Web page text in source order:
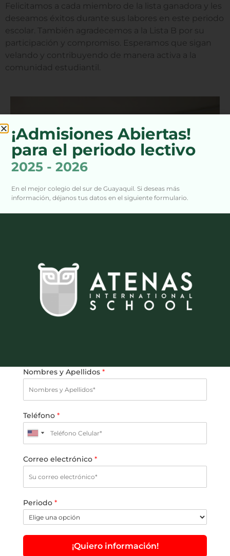
Felicitamos a cada miembro de la lista ganadora y les
deseamos éxitos durante sus labores en este periodo
escolar. También agradecemos a la Lista B por su
participación y compromiso. Esperamos que sigan
velando y contribuyendo de manera activa a la
comunidad estudiantil.
¡Admisiones Abiertas!
para el periodo lectivo
2025 - 2026
En el mejor colegio del sur de Guayaquil. Si deseas más
información, déjanos tus datos en el siguiente formulario.
Nombres y Apellidos *
Teléfono *
Correo electrónico *
Periodo *
¡Quiero información!